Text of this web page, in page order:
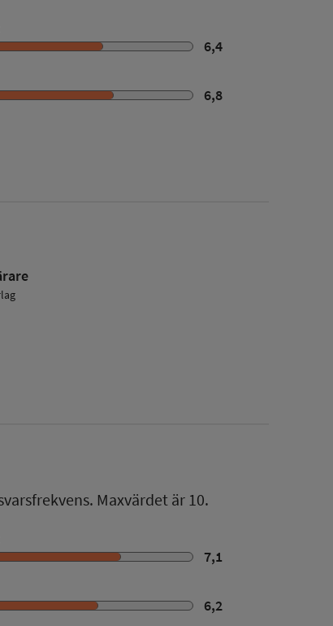
6,4
6,8
Maxvärdet är 10.
7,1
6,2